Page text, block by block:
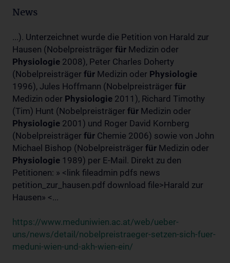
News
...). Unterzeichnet wurde die Petition von Harald zur
Hausen (Nobelpreisträger für Medizin oder
Physiologie 2008), Peter Charles Doherty
(Nobelpreisträger für Medizin oder Physiologie
1996), Jules Hoffmann (Nobelpreisträger für
Medizin oder Physiologie 2011), Richard Timothy
(Tim) Hunt (Nobelpreisträger für Medizin oder
Physiologie 2001) und Roger David Kornberg
(Nobelpreisträger für Chemie 2006) sowie von John
Michael Bishop (Nobelpreisträger für Medizin oder
Physiologie 1989) per E-Mail. Direkt zu den
Petitionen: » <link fileadmin pdfs news
petition_zur_hausen.pdf download file>Harald zur
Hausen» <...
https://www.meduniwien.ac.at/web/ueber-
uns/news/detail/nobelpreistraeger-setzen-sich-fuer-
meduni-wien-und-akh-wien-ein/